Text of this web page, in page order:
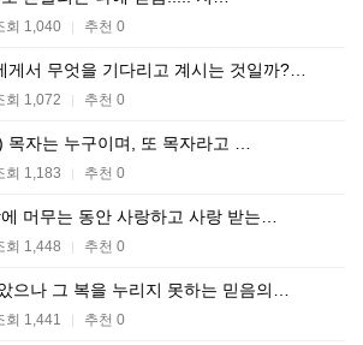
회 1,040 | 추천 0
게서 무엇을 기다리고 계시는 것일까?…
회 1,072 | 추천 0
목자는 누구이며, 또 목자라고 …
회 1,183 | 추천 0
머무는 동안 사랑하고 사랑 받는…
회 1,448 | 추천 0
으나 그 복을 누리지 못하는 믿음의…
회 1,441 | 추천 0